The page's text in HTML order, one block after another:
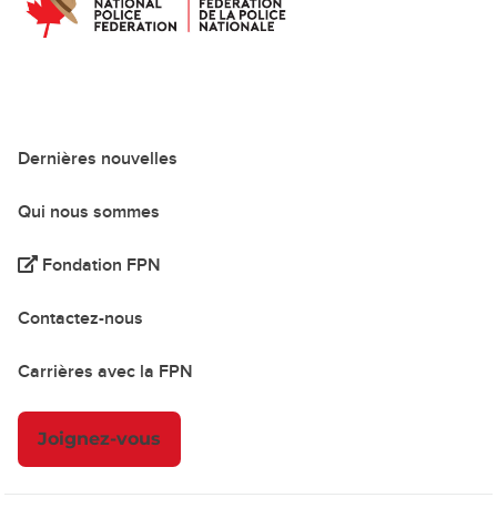
Dernières nouvelles
Qui nous sommes
Fondation FPN
Contactez-nous
Carrières avec la FPN
Joignez-vous